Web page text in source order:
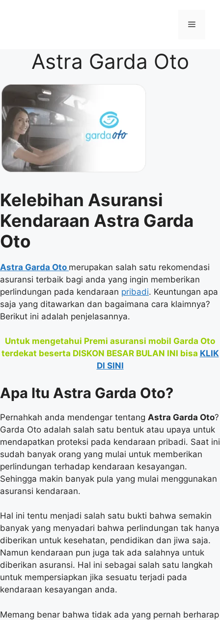
Menu
Astra Garda Oto
Kelebihan Asuransi
Kendaraan Astra Garda
Oto
Astra Garda Oto merupakan salah satu rekomendasi
asuransi terbaik bagi anda yang ingin memberikan
perlindungan pada kendaraan pribadi. Keuntungan apa
saja yang ditawarkan dan bagaimana cara klaimnya?
Berikut ini adalah penjelasannya.
Untuk mengetahui Premi asuransi mobil Garda Oto
terdekat beserta DISKON BESAR BULAN INI bisa KLIK
DI SINI
Apa Itu Astra Garda Oto?
Pernahkah anda mendengar tentang Astra Garda Oto?
Garda Oto adalah salah satu bentuk atau upaya untuk
mendapatkan proteksi pada kendaraan pribadi. Saat ini
sudah banyak orang yang mulai untuk memberikan
perlindungan terhadap kendaraan kesayangan.
Sehingga makin banyak pula yang mulai menggunakan
asuransi kendaraan.
Hal ini tentu menjadi salah satu bukti bahwa semakin
banyak yang menyadari bahwa perlindungan tak hanya
diberikan untuk kesehatan, pendidikan dan jiwa saja.
Namun kendaraan pun juga tak ada salahnya untuk
diberikan asuransi. Hal ini sebagai salah satu langkah
untuk mempersiapkan jika sesuatu terjadi pada
kendaraan kesayangan anda.
Memang benar bahwa tidak ada yang pernah berharap